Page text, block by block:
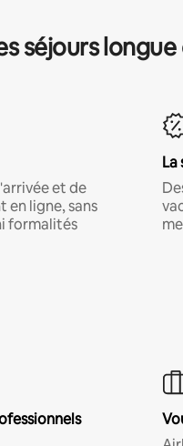
séjours
et de
en ligne, sans
formalités
La